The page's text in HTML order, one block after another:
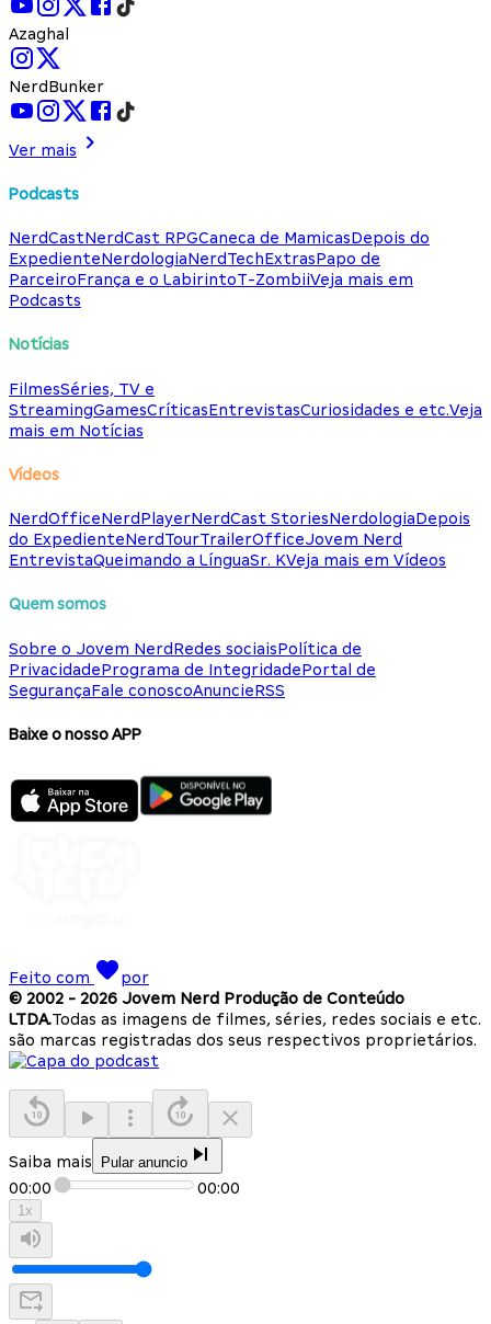
Azaghal
NerdBunker
Ver mais
Podcasts
NerdCastNerdCast RPGCaneca de MamicasDepois do
ExpedienteNerdologiaNerdTechExtrasPapo de
ParceiroFrança e o LabirintoT-ZombiiVeja mais em
Podcasts
Notícias
FilmesSéries, TV e
StreamingGamesCríticasEntrevistasCuriosidades e etc.Veja
mais em Notícias
Vídeos
NerdOfficeNerdPlayerNerdCast StoriesNerdologiaDepois
do ExpedienteNerdTourTrailerOfficeJovem Nerd
EntrevistaQueimando a LínguaSr. KVeja mais em Vídeos
Quem somos
Sobre o Jovem NerdRedes sociaisPolítica de
PrivacidadePrograma de IntegridadePortal de
SegurançaFale conoscoAnuncieRSS
Baixe o nosso APP
Feito com
por
© 2002 - 2026 Jovem Nerd Produção de Conteúdo
LTDA.Todas as imagens de filmes, séries, redes sociais e etc.
são marcas registradas dos seus respectivos proprietários.
Saiba mais Pular anuncio
00:00 00:00
1x